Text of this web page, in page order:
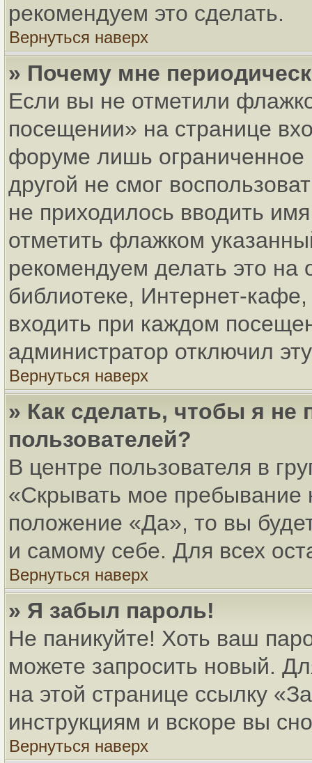
рекомендуем это сделать.
Вернуться наверх
» Почему мне
Если вы не отметили
посещении» на странице
форуме лишь ограниченное
другой не смог
не приходилось вводить
отметить флажком
рекомендуем делать это
библиотеке, Интернет-
входить при каждом
администратор отключил
Вернуться наверх
» Как сделать, чтобы я не
пользователей?
В центре пользователя в
«Скрывать мое пребывание
положение «Да», то вы
и самому себе. Для всех
Вернуться наверх
» Я забыл пароль!
Не паникуйте! Хоть ваш
можете запросить новый.
на этой странице ссылку
инструкциям и вскоре вы
Вернуться наверх